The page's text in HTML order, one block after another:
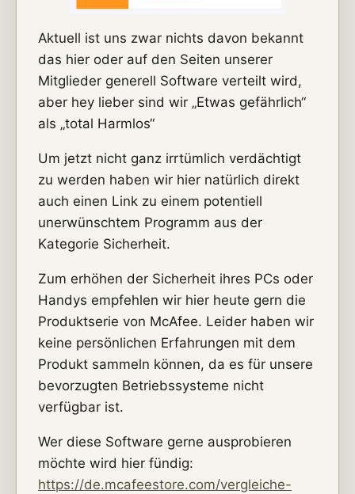
Aktuell ist uns zwar nichts davon bekannt
das hier oder auf den Seiten unserer
Mitglieder generell Software verteilt wird,
aber hey lieber sind wir „Etwas gefährlich“
als „total Harmlos“
Um jetzt nicht ganz irrtümlich verdächtigt
zu werden haben wir hier natürlich direkt
auch einen Link zu einem potentiell
unerwünschtem Programm aus der
Kategorie Sicherheit.
Zum erhöhen der Sicherheit ihres PCs oder
Handys empfehlen wir hier heute gern die
Produktserie von McAfee. Leider haben wir
keine persönlichen Erfahrungen mit dem
Produkt sammeln können, da es für unsere
bevorzugten Betriebssysteme nicht
verfügbar ist.
Wer diese Software gerne ausprobieren
möchte wird hier fündig:
https://de.mcafeestore.com/vergleiche-